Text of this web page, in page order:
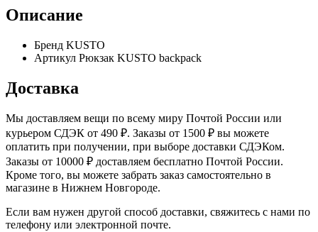
Описание
Бренд KUSTO
Артикул Рюкзак KUSTO backpack
Доставка
Мы доставляем вещи по всему миру Почтой России или
курьером СДЭК от 490 ₽. Заказы от 1500 ₽ вы можете
оплатить при получении, при выборе доставки СДЭКом.
Заказы от 10000 ₽ доставляем бесплатно Почтой России.
Кроме того, вы можете забрать заказ самостоятельно в
магазине в Нижнем Новгороде.
Если вам нужен другой способ доставки, свяжитесь с нами по
телефону или электронной почте.